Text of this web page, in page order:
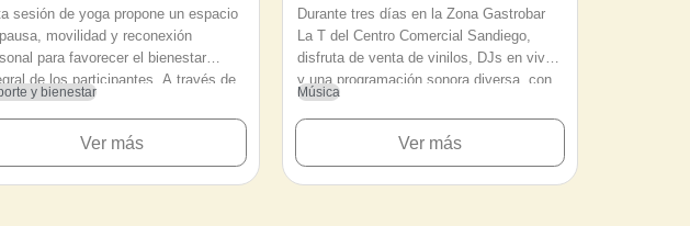
sesión de yoga propone un espacio
movilidad y reconexión
para favorecer el bienestar
de los participantes. A través de
suaves, ejercicios de
consciente y prácticas de
plena, la actividad busca liberar
físicas y cultivar un estado de
mental. Diseñado para todas las
y bienestar
Ver más
Durante tres días en la Zona Gastrobar
La T del Centro Comercial Sandiego,
disfruta de venta de vinilos, DJs en vivo
y una programación sonora diversa, con
ritmos que van desde el rock en español,
baladas y salsa hasta latin funk, cumbia
Música
Ver más